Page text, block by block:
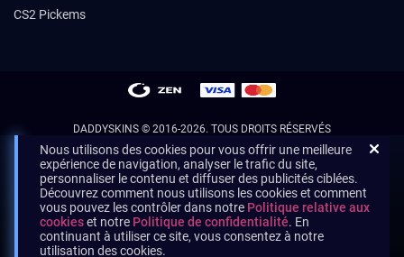
CS2 Pickems
DADDYSKINS © 2016-2026. TOUS DROITS RÉSERVÉS
Nous utilisons des cookies pour vous offrir une meilleure
expérience de navigation, analyser le trafic du site,
personnaliser le contenu et diffuser des publicités ciblées.
Découvrez comment nous utilisons les cookies et comment
vous pouvez les contrôler dans notre Politique relative aux
cookieset notre Politique de confidentialité. En
continuant à utiliser ce site, vous consentez à notre
utilisation des cookies.